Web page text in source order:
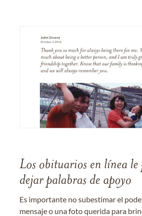
Los obituarios en línea le
dejar palabras de apoyo
Es importante no subestimar el
mensaje o una foto querida para